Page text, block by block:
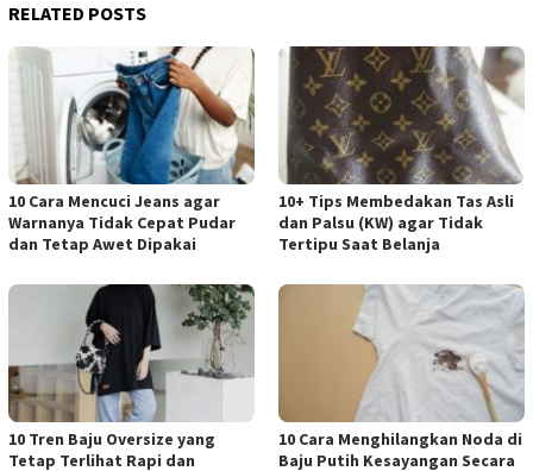
RELATED POSTS
10 Cara Mencuci Jeans agar
Warnanya Tidak Cepat Pudar
dan Tetap Awet Dipakai
10+ Tips Membedakan Tas Asli
dan Palsu (KW) agar Tidak
Tertipu Saat Belanja
10 Tren Baju Oversize yang
Tetap Terlihat Rapi dan
10 Cara Menghilangkan Noda di
Baju Putih Kesayangan Secara